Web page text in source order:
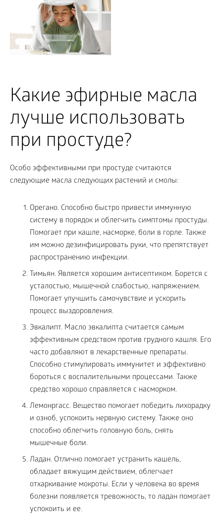
Какие эфирные масла
лучше использовать
при простуде?
Особо эффективными при простуде считаются
следующие масла следующих растений и смолы:
Орегано. Способно быстро привести иммунную
систему в порядок и облегчить симптомы простуды.
Помогает при кашле, насморке, боли в горле. Также
им можно дезинфицировать руки, что препятствует
распространению инфекции.
Тимьян. Является хорошим антисептиком. Борется с
усталостью, мышечной слабостью, напряжением.
Помогает улучшить самочувствие и ускорить
процесс выздоровления.
Эвкалипт. Масло эвкалипта считается самым
эффективным средством против грудного кашля. Его
часто добавляют в лекарственные препараты.
Способно стимулировать иммунитет и эффективно
бороться с воспалительными процессами. Также
средство хорошо справляется с насморком.
Лемонргасс. Вещество помогает победить лихорадку
и озноб, успокоить нервную систему. Также оно
способно облегчить головную боль, снять
мышечные боли.
Ладан. Отлично помогает устранить кашель,
обладает вяжущим действием, облегчает
отхаркивание мокроты. Если у человека во время
болезни появляется тревожность, то ладан помогает
успокоить и ее.